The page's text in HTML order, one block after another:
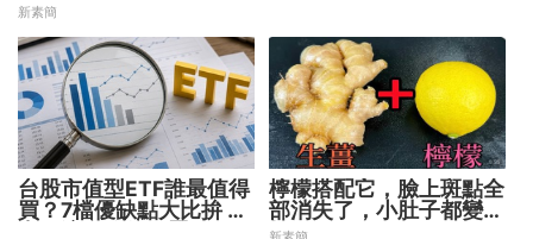
新素簡
台股市值型ETF誰最值得
買？7檔優缺點大比拚 找
檸檬搭配它，臉上斑點全
部消失了，小肚子都變平
坦了